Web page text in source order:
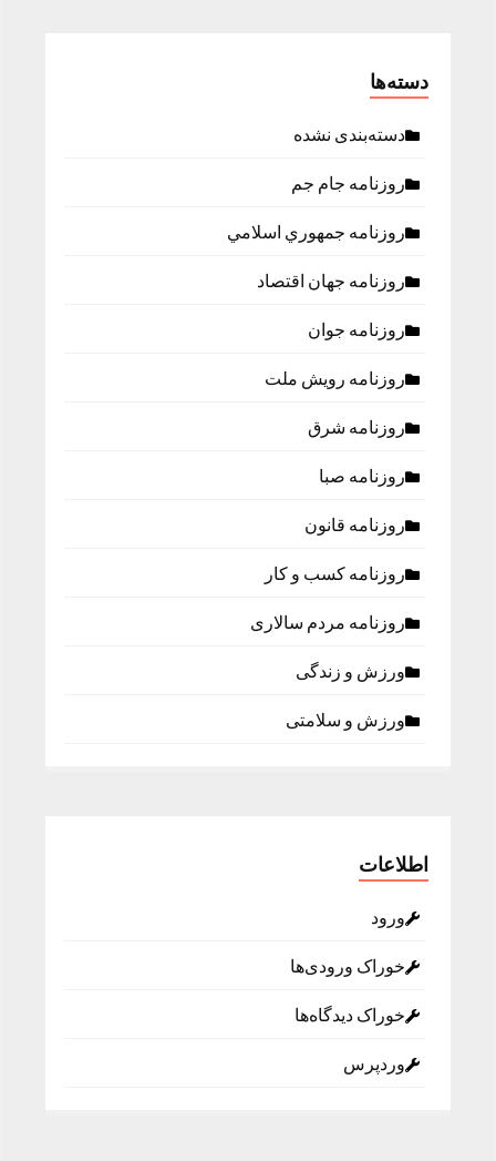
دسته‌ها
دسته‌بندی نشده
روزنامه جام جم
روزنامه جمهوري اسلامي
روزنامه جهان اقتصاد
روزنامه جوان
روزنامه رویش ملت
روزنامه شرق
روزنامه صبا
روزنامه قانون
روزنامه كسب و كار
روزنامه مردم سالاری
ورزش و زندگی
ورزش و سلامتی
اطلاعات
ورود
خوراک ورودی‌ها
خوراک دیدگاه‌ها
وردپرس